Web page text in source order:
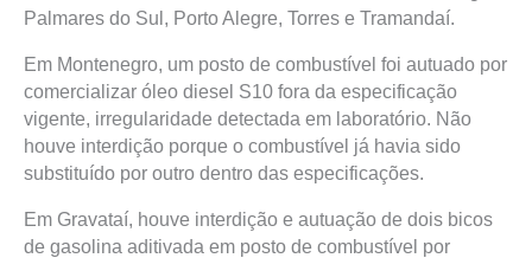
Palmares do Sul, Porto Alegre, Torres e Tramandaí.
Em Montenegro, um posto de combustível foi autuado por
comercializar óleo diesel S10 fora da especificação
vigente, irregularidade detectada em laboratório. Não
houve interdição porque o combustível já havia sido
substituído por outro dentro das especificações.
Em Gravataí, houve interdição e autuação de dois bicos
de gasolina aditivada em posto de combustível por